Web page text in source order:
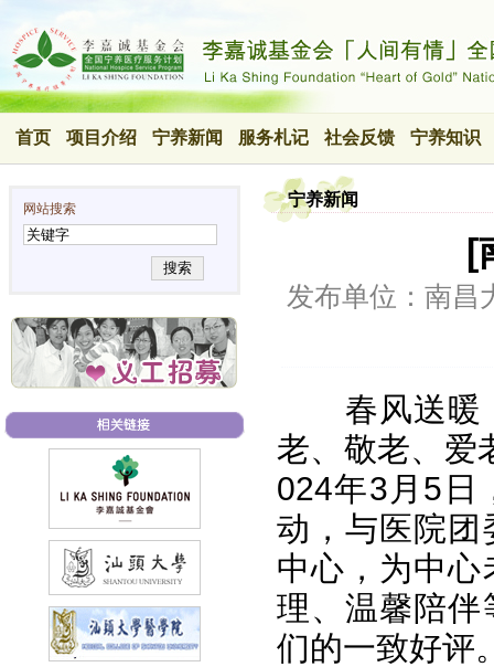
首页 项目介绍 宁养新闻 服务札记 社会反馈 宁养知识
网站搜索
搜索
宁养新闻
[
发布单位：南昌
春风送暖
老、敬老、爱
024年3月5日
动，与医院团
中心，为中
理、温馨陪伴
们的一致好评